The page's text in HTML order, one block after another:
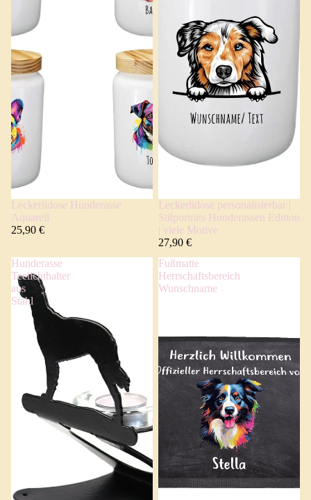
Leckerlidose Hunderasse
Aquarell
25,90 €
Leckerlidose personalisierbar |
Stilporträts Hunderassen Edition
| viele Motive
27,90 €
Hunderasse
Teelichthalter
aus
Stahl
Fußmatte
Herrschaftsbereich
Wunschname